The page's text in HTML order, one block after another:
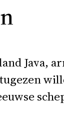
Java,